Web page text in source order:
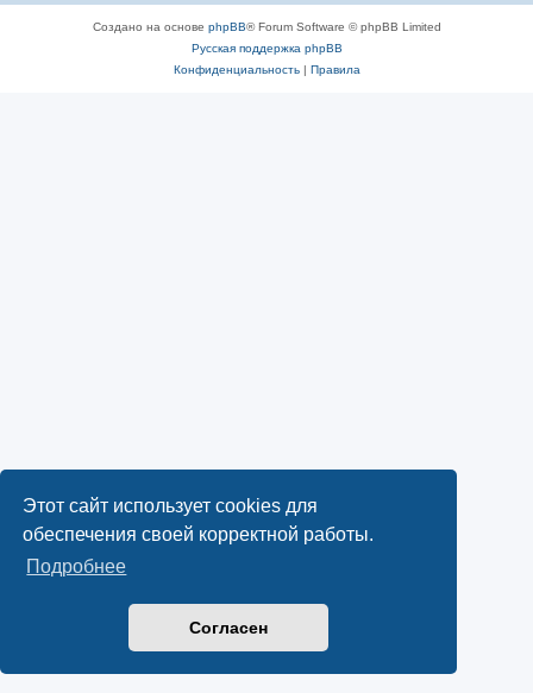
Этот сайт использует cookies для
обеспечения своей корректной работы.
Подробнее
Согласен
Создано на основе phpBB® Forum Software © phpBB Limited
Русская поддержка phpBB
Конфиденциальность| Правила